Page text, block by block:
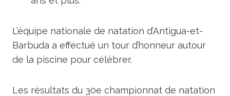
L’équipe nationale de natation d’Antigua-et-
Barbuda a effectué un tour d’honneur autour
de la piscine pour célébrer.
Les résultats du 30e championnat de natation